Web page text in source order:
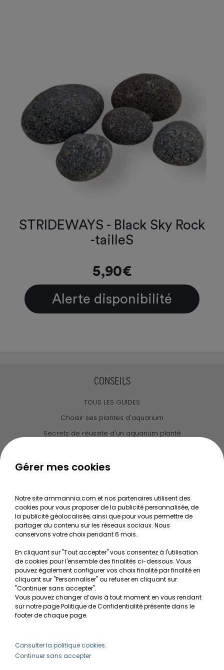
STRIDEWAYS - Black Sky Rock
-tailleS
5,90€
Alerte disponibilité
CONSEILS
TOUS LES GUIDES
Choisir ses plantes d'aquarium
Secrets de réussite d'un aquarium planté
Le journal d'Ammannia
Recherche de Notices de produits
Mentions légales
Conditions générales de vente
RGPD
MON COMPTE
Avantages
Créer un compte client
Besoin d'aide ?
Gérer mes cookies
Notre site ammannia.com et nos partenaires utilisent des
cookies pour vous proposer de la publicité personnalisée, de
la publicité géolocalisée, ainsi que pour vous permettre de
partager du contenu sur les réseaux sociaux. Nous
conservons votre choix pendant 6 mois.
En cliquant sur "Tout accepter" vous consentez à l'utilisation
de cookies pour l'ensemble des finalités ci-dessous. Vous
pouvez également configurer vos choix finalité par finalité en
cliquant sur "Personnaliser" ou refuser en cliquant sur
"Continuer sans accepter".
Vous pouvez changer d’avis à tout moment en vous rendant
sur notre page Politique de Confidentialité présente dans le
footer de chaque page.
Consulter la politique cookies.
Continuer sans accepter